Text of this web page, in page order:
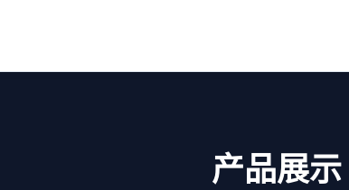
产品展示